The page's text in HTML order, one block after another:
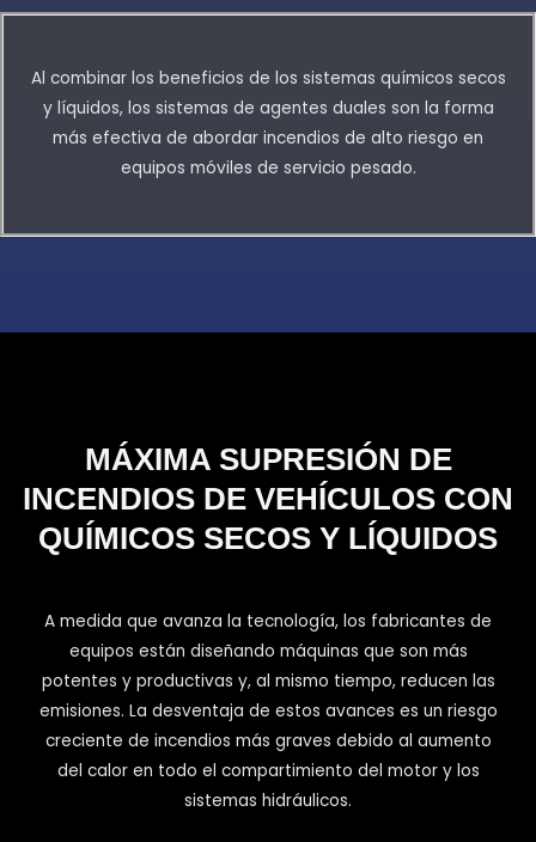
Al combinar los beneficios de los sistemas químicos secos
y líquidos, los sistemas de agentes duales son la forma
más efectiva de abordar incendios de alto riesgo en
equipos móviles de servicio pesado.
MÁXIMA SUPRESIÓN DE
INCENDIOS DE VEHÍCULOS CON
QUÍMICOS SECOS Y LÍQUIDOS
A medida que avanza la tecnología, los fabricantes de
equipos están diseñando máquinas que son más
potentes y productivas y, al mismo tiempo, reducen las
emisiones. La desventaja de estos avances es un riesgo
creciente de incendios más graves debido al aumento
del calor en todo el compartimiento del motor y los
sistemas hidráulicos.